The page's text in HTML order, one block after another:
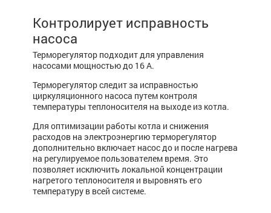
Контролирует исправность
насоса
Терморегулятор подходит для управления
насосами мощностью до 16 А.
Терморегулятор следит за исправностью
циркуляционного насоса путем контроля
температуры теплоносителя на выходе из котла.
Для оптимизации работы котла и снижения
расходов на электроэнергию терморегулятор
дополнительно включает насос до и после нагрева
на регулируемое пользователем время. Это
позволяет исключить локальной концентрации
нагретого теплоносителя и выровнять его
температуру в всей системе.